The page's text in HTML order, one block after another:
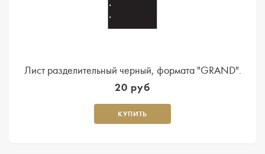
Лист разделительный черный, формата "GRAND".
20 руб
КУПИТЬ